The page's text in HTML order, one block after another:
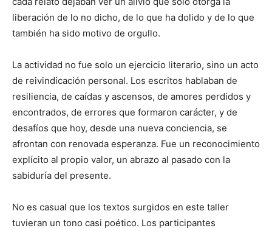
liberación de lo no dicho, de lo que ha dolido y de lo que
también ha sido motivo de orgullo.
La actividad no fue solo un ejercicio literario, sino un acto
de reivindicación personal. Los escritos hablaban de
resiliencia, de caídas y ascensos, de amores perdidos y
encontrados, de errores que formaron carácter, y de
desafíos que hoy, desde una nueva conciencia, se
afrontan con renovada esperanza. Fue un reconocimiento
explícito al propio valor, un abrazo al pasado con la
sabiduría del presente.
No es casual que los textos surgidos en este taller
tuvieran un tono casi poético. Los participantes